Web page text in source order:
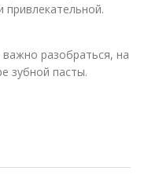
привлекательной.
важно разобраться, на
зубной пасты.